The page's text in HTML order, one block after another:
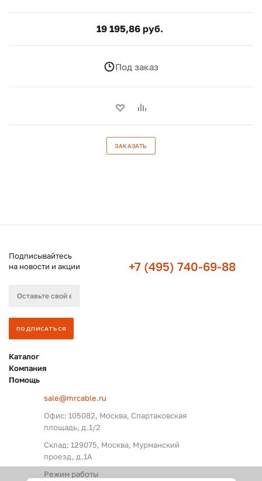
19 195,86 руб.
Под заказ
ЗАКАЗАТЬ
Подписывайтесь
на новости и акции
+7 (495) 740-69-88
Каталог
Компания
Помощь
sale@mrcable.ru
Офис: 105082, Москва, Спартаковская
площадь, д.1/2
Склад: 129075, Москва, Мурманский
проезд, д.1А
Режим работы